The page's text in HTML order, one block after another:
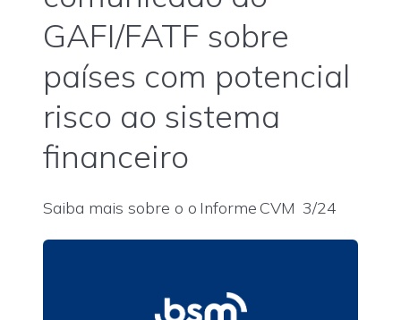
GAFI/FATF sobre
países com potencial
risco ao sistema
financeiro
Saiba mais sobre o o Informe CVM 3/24